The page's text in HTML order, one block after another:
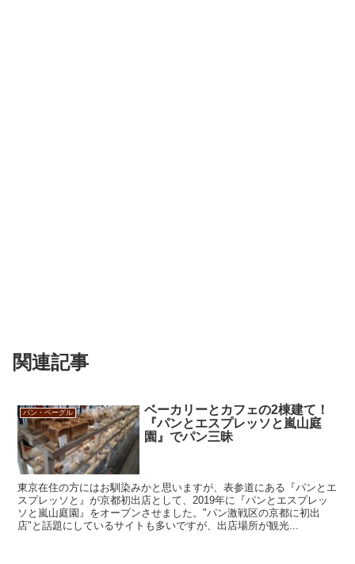
関連記事
パン・ベーグル
ベーカリーとカフェの2棟建て！
『パンとエスプレッソと嵐山庭
園』でパン三昧
東京在住の方にはお馴染みかと思いますが、表参道にある『パンとエ
スプレッソと』が京都初出店として、2019年に『パンとエスプレッ
ソと嵐山庭園』をオープンさせました。"パン激戦区の京都に初出
店"と話題にしているサイトも多いですが、出店場所が観光...